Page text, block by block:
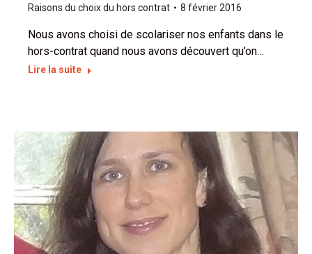
Raisons du choix du hors contrat 8 février 2016
Nous avons choisi de scolariser nos enfants dans le
hors-contrat quand nous avons découvert qu’on…
Lire la suite